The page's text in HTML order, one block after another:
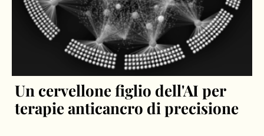
Un cervellone figlio dell'AI per
terapie anticancro di precisione